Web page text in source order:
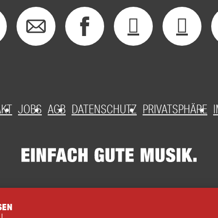
JOBS AGB DATENSCHUTZ PRIVATSPHÄRE